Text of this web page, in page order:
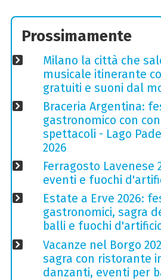
Prossimamente
Milano la città che
musicale itinerante
gratuiti e suoni dal
Braceria Argentina:
gastronomico con
spettacoli - Lago
2026
Ferragosto Lavenese
eventi e fuochi
Estate a Erve 2026:
gastronomici, sagra
balli e fuochi
Vacanze nel Borgo
sagra con ristorante
danzanti, eventi per